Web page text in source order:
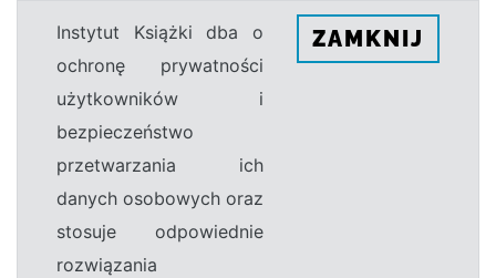
Instytut Książki dba o
ochronę prywatności
użytkowników i
bezpieczeństwo
przetwarzania ich
danych osobowych oraz
stosuje odpowiednie
rozwiązania
ZAMKNIJ